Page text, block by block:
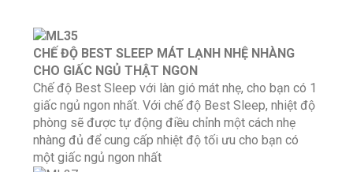
CHẾ ĐỘ BEST SLEEP MÁT LẠNH NHỆ NHÀNG
CHO GIẤC NGỦ THẬT NGON
Chế độ Best Sleep với làn gió mát nhẹ, cho bạn có 1
giấc ngủ ngon nhất. Với chế độ Best Sleep, nhiệt độ
phòng sẽ được tự động điều chỉnh một cách nhẹ
nhàng đủ để cung cấp nhiệt độ tối ưu cho bạn có
một giấc ngủ ngon nhất